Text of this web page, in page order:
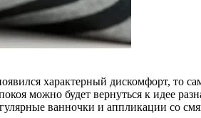
характерный дискомфорт, то
можно будет вернуться к идее
ванночки и аппликации со